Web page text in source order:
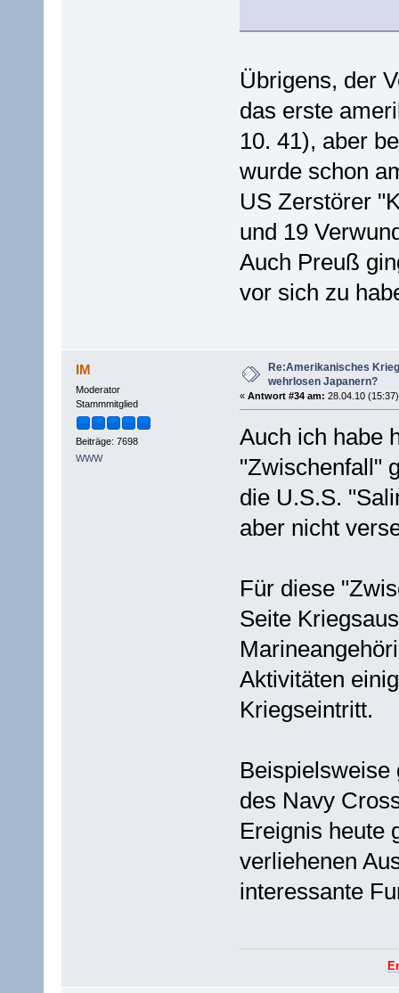
Übrigens, der
das erste
10. 41), aber
wurde schon
US Zerstörer
und 19
Auch Preuß
vor sich zu
IM
Moderator
Stammmitglied
Beiträge: 7698
WWW
Re:Amerikanisches
wehrlosen Japanern?
« Antwort #34 am: 28.04.10
Auch ich habe
"Zwischenfall"
die U.S.S.
aber nicht
Für diese
Seite
Aktivitäten
Kriegseintritt.
Beispielsweise
des Navy
Ereignis heute
verliehenen
interessante